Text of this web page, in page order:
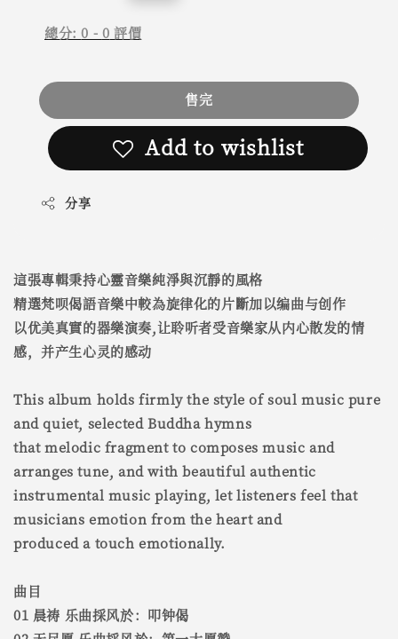
總分:0 - 0 評價
售完
Add to wishlist
分享
這張專輯秉持心靈音樂純淨與沉靜的風格
精選梵呗偈語音樂中較為旋律化的片斷加以编曲与创作
以优美真實的器樂演奏,让聆听者受音樂家从内心散发的情
感，并产生心灵的感动
This album holds firmly the style of soul music pure
and quiet, selected Buddha hymns
that melodic fragment to composes music and
arranges tune, and with beautiful authentic
instrumental music playing, let listeners feel that
musicians emotion from the heart and
produced a touch emotionally.
曲目
01 晨祷 乐曲採风於：叩钟偈